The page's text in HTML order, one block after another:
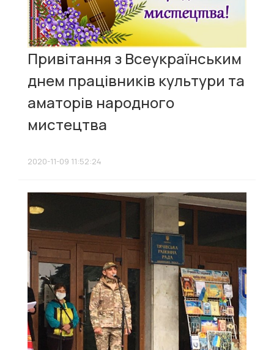
Привітання з Всеукраїнським
днем працівників культури та
аматорів народного
мистецтва
2020-11-09 11:52:24